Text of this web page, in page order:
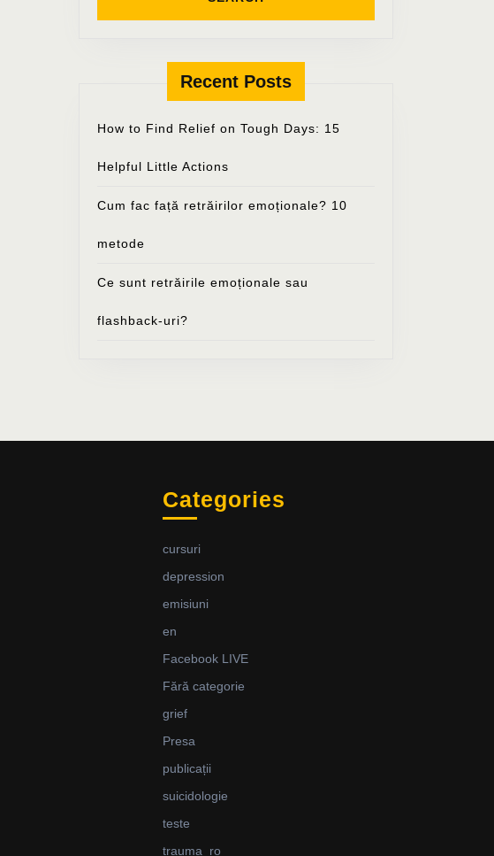
Recent Posts
How to Find Relief on Tough Days: 15
Helpful Little Actions
Cum fac față retrăirilor emoționale? 10
metode
Ce sunt retrăirile emoționale sau
flashback-uri?
Categories
cursuri
depression
emisiuni
en
Facebook LIVE
Fără categorie
grief
Presa
publicații
suicidologie
teste
trauma_ro